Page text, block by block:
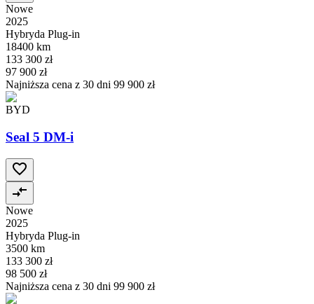
Nowe
2025
Hybryda Plug-in
18400 km
133 300 zł
97 900 zł
Najniższa cena z 30 dni 99 900 zł
BYD
Seal 5 DM-i
Nowe
2025
Hybryda Plug-in
3500 km
133 300 zł
98 500 zł
Najniższa cena z 30 dni 99 900 zł